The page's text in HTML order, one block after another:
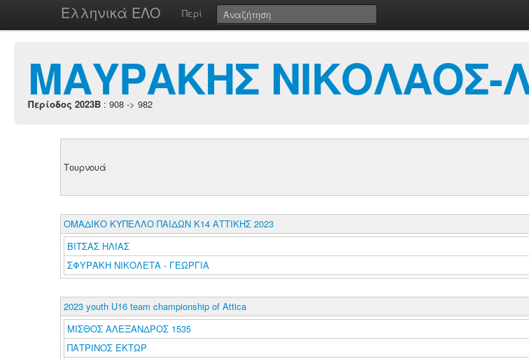
Ελληνικά ΕΛΟ Περί
ΜΑΥΡΑΚΗΣ ΝΙΚΟΛΑΟΣ-
Περίοδος 2023B : 908 -> 982
Τουρνουά
ΟΜΑΔΙΚΟ ΚΥΠΕΛΛΟ ΠΑΙΔΩΝ Κ14 ΑΤΤΙΚΗΣ 2023
ΒΙΤΣΑΣ ΗΛΙΑΣ
ΣΦΥΡΑΚΗ ΝΙΚΟΛΕΤΑ - ΓΕΩΡΓΙΑ
2023 youth U16 team championship of Attica
ΜΙΣΘΟΣ ΑΛΕΞΑΝΔΡΟΣ 1535
ΠΑΤΡΙΝΟΣ ΕΚΤΩΡ